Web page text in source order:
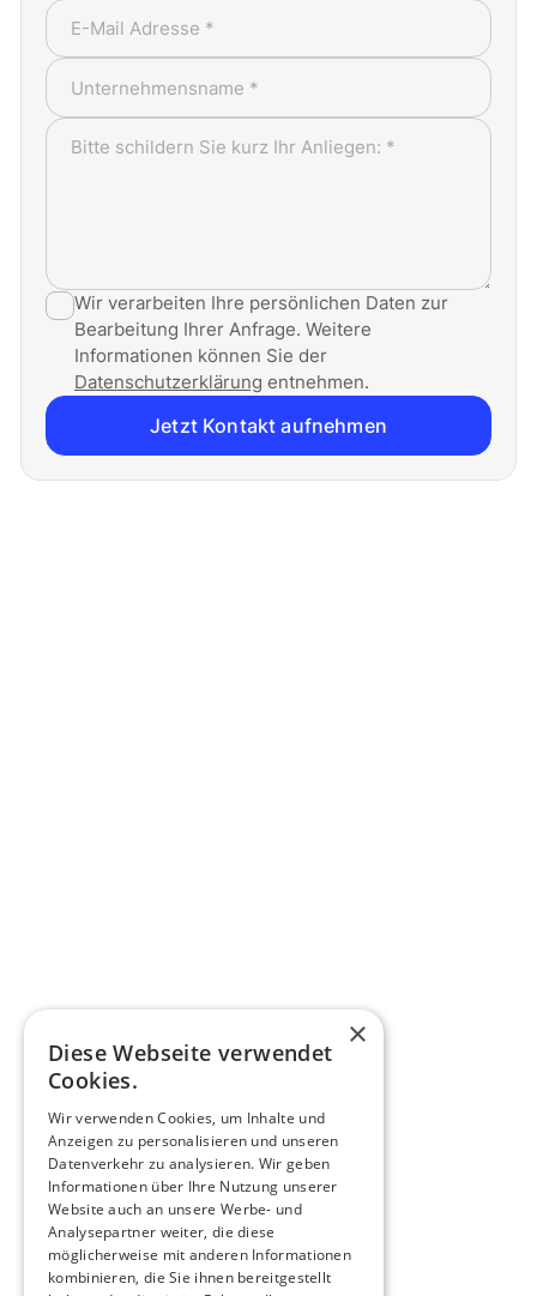
Wir verarbeiten Ihre persönlichen Daten zur
Bearbeitung Ihrer Anfrage. Weitere
Informationen können Sie der
Datenschutzerklärung entnehmen.
Jetzt Kontakt aufnehmen
FAQ
Rechtliches
Impressum
Datenschutzerklärung
×
Diese Webseite verwendet
Cookies.
Wir verwenden Cookies, um Inhalte und
Anzeigen zu personalisieren und unseren
Datenverkehr zu analysieren. Wir geben
Informationen über Ihre Nutzung unserer
Website auch an unsere Werbe- und
Analysepartner weiter, die diese
möglicherweise mit anderen Informationen
kombinieren, die Sie ihnen bereitgestellt